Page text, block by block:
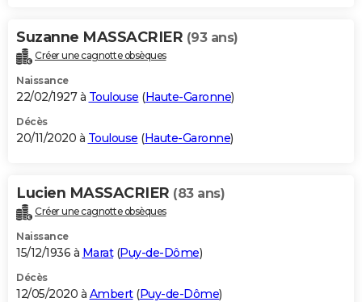
Suzanne MASSACRIER (93 ans)
Créer une cagnotte obsèques
Naissance
22/02/1927 à Toulouse (Haute-Garonne)
Décès
20/11/2020 à Toulouse (Haute-Garonne)
Lucien MASSACRIER (83 ans)
Créer une cagnotte obsèques
Naissance
15/12/1936 à Marat(Puy-de-Dôme)
Décès
12/05/2020 à Ambert(Puy-de-Dôme)